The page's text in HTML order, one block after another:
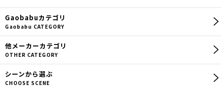
Gaobabuカテゴリ
Gaobabu CATEGORY
他メーカーカテゴリ
OTHER CATEGORY
シーンから選ぶ
CHOOSE SCENE